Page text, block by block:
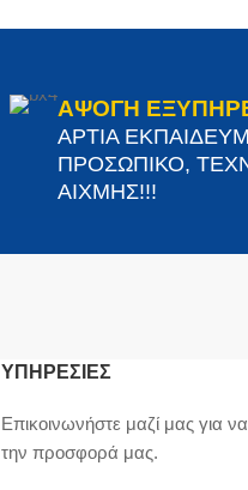
ΑΨΟΓΗ
ΑΡΤΙΑ
ΠΡΟΣΩΠΙΚΟ,
ΑΙΧΜΗΣ!!!
ΥΠΗΡΕΣΙΕΣ
Επικοινωνήστε μαζί μας για
την προσφορά μας.